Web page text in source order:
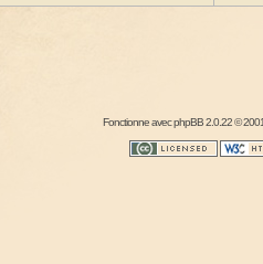
Fonctionne avecphpBB2.0.22 ©